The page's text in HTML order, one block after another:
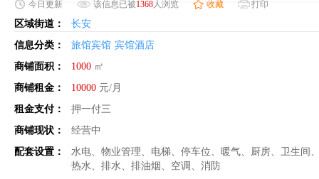
今日 更新 该信息已被1368人浏览 收藏 打印
区域街道：
长安
信息分类：
旅馆宾馆 宾馆酒店
商铺面积：
1000 ㎡
商铺租金：
10000 元/月
租金支付：
押一付三
商铺现状：
经营中
配套设置：
水电、物业管理、电梯、停车位、暖气、厨房、卫生间
热水、排水、排油烟、空调、消防